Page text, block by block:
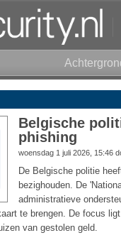
Belgische
phishing
woensdag 1 juli 2026, 15:46
De Belgische politie
bezighouden. De
administratieve
te brengen. De focus
van gestolen geld.